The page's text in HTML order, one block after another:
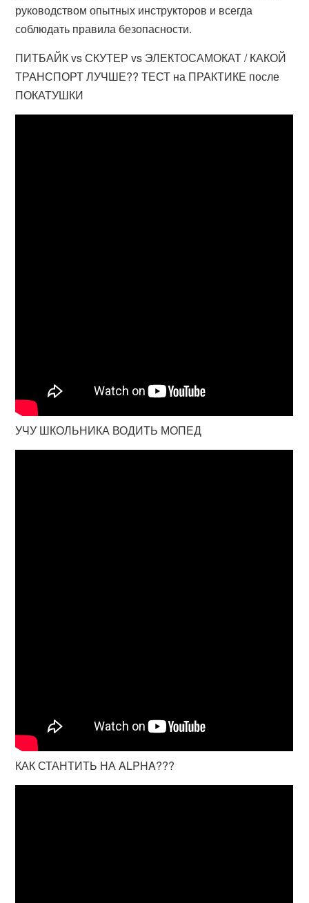
руководством опытных инструкторов и всегда
соблюдать правила безопасности.
ПИТБАЙК vs СКУТЕР vs ЭЛЕКТОСАМОКАТ / КАКОЙ
ТРАНСПОРТ ЛУЧШЕ?? ТЕСТ на ПРАКТИКЕ после
ПОКАТУШКИ
УЧУ ШКОЛЬНИКА ВОДИТЬ МОПЕД
КАК СТАНТИТЬ НА ALPHA???